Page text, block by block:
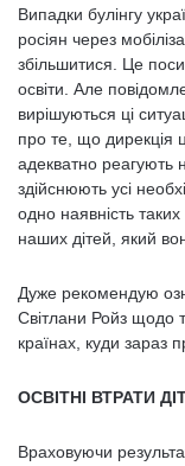
Випадки булінгу
росіян через
збільшитися. Це
освіти. Але
вирішуються ці
про те, що дирекція
адекватно реагують
здійснюють усі
одно наявність
наших дітей, який
Дуже рекомендую
Світлани Ройз щодо
країнах, куди зараз
ОСВІТНІ ВТРАТИ
Враховуючи